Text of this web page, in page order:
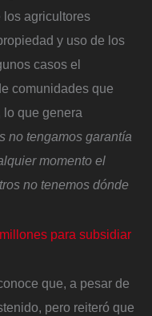
los agricultores
y uso de los
casos el
comunidades que
que genera
no tengamos garantía
momento el
no tenemos dónde
para subsidiar
que, a pesar de
pero reiteró que